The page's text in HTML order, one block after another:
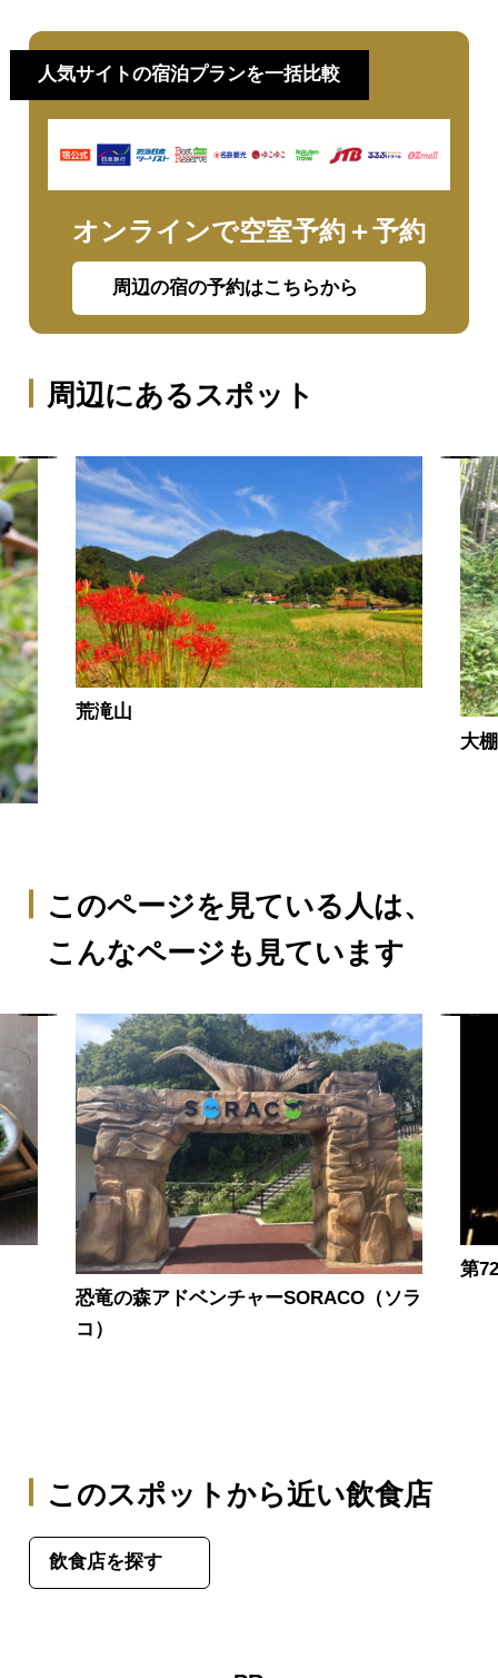
人気サイトの宿泊プランを一括比較
オンラインで空室予約＋予約
周辺の宿の予約はこちらから
周辺にあるスポット
荒滝山
大
このページを見ている人は、
こんなページも見ています
恐竜の森アドベンチャーSORACO（ソラ
コ）
第
このスポットから近い飲食店
飲食店を探す